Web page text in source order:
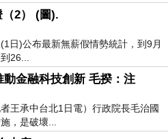
2） (圖).
日)公布最新無薪假情勢統計，到9月
26...
動金融科技創新 毛揆：注
王承中台北1日電）行政院長毛治國
，是破壞...